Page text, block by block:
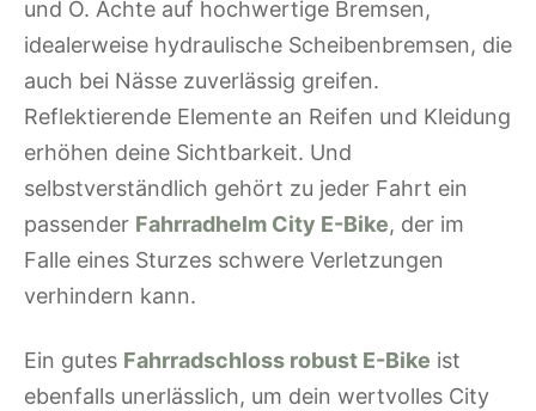
und O. Achte auf hochwertige Bremsen,
idealerweise hydraulische Scheibenbremsen, die
auch bei Nässe zuverlässig greifen.
Reflektierende Elemente an Reifen und Kleidung
erhöhen deine Sichtbarkeit. Und
selbstverständlich gehört zu jeder Fahrt ein
passender Fahrradhelm City E-Bike, der im
Falle eines Sturzes schwere Verletzungen
verhindern kann.
Ein gutes Fahrradschloss robust E-Bike ist
ebenfalls unerlässlich, um dein wertvolles City